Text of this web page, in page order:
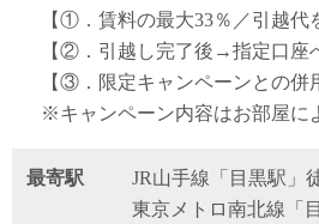
【①．賃料の最大33％／引越代
【②．引越し完了後→指定口座
【③．限定キャンペーンとの併
※キャンペーン内容はお部屋に
最寄駅
JR山手線「目黒駅」
東京メトロ南北線「